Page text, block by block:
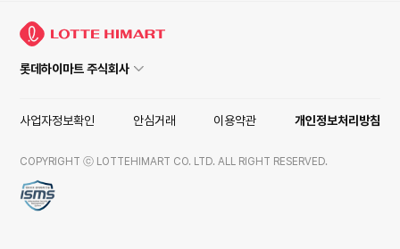
롯데하이마트 주식회사
사업자정보확인 안심거래 이용약관 개인정보처리방침
COPYRIGHT ⓒ LOTTEHIMART CO. LTD. ALL RIGHT RESERVED.
ISMS